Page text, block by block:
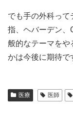
でも手の外科って
指、ヘバーデン、
般的なテーマをや
かは今後に期待で
医療 医師